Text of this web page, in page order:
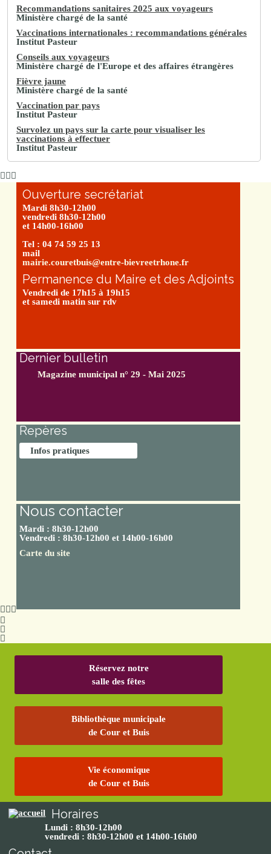
Recommandations sanitaires 2025 aux voyageurs
Ministère chargé de la santé
Vaccinations internationales : recommandations générales
Institut Pasteur
Conseils aux voyageurs
Ministère chargé de l'Europe et des affaires étrangères
Fièvre jaune
Ministère chargé de la santé
Vaccination par pays
Institut Pasteur
Survolez un pays sur la carte pour visualiser les
vaccinations à effectuer
Institut Pasteur
Ouverture secrétariat
Mardi 8h30-12h00
vendredi 8h30-12h00
et 14h00-16h00
Tel : 04 74 59 25 13
mail
mairie.couretbuis@entre-bievreetrhone.fr
Permanence du Maire et des Adjoints
Vendredi de 17h15 à 19h15
et samedi matin sur rdv
Dernier bulletin
Magazine municipal n° 29 - Mai 2025
Repères
Infos pratiques
Nous contacter
Mardi : 8h30-12h00
Vendredi : 8h30-12h00 et 14h00-16h00
Carte du site
Réservez notre
salle des fêtes
Bibliothèque municipale
de Cour et Buis
Vie économique
de Cour et Buis
Horaires
Lundi : 8h30-12h00
vendredi : 8h30-12h00 et 14h00-16h00